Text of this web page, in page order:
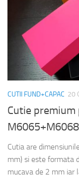
CUTII FUND+CAPAC 20
Cutie
M6065+M6068
Cutia are
mm) si este formata
mucava de 2 mm iar